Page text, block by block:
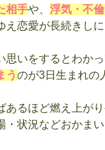
相手や、 浮気・不
え恋愛が長続きし
思いをするとわかっ
うのが3日生まれの
あるほど燃え上が
・状況などおかま